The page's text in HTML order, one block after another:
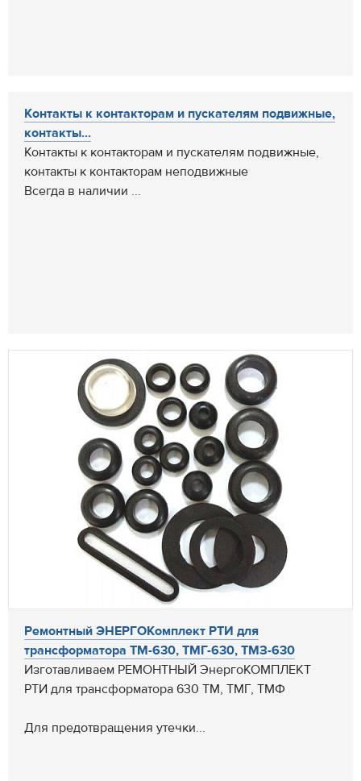
Контакты к контакторам и пускателям подвижные,
контакты...
Контакты к контакторам и пускателям подвижные,
контакты к контакторам неподвижные
Всегда в наличии ...
Ремонтный ЭНЕРГОКомплект РТИ для
трансформатора ТМ-630, ТМГ-630, ТМЗ-630
Изготавливаем РЕМОНТНЫЙ ЭнергоКОМПЛЕКТ
РТИ для трансформатора 630 ТМ, ТМГ, ТМФ
Для предотвращения утечки...